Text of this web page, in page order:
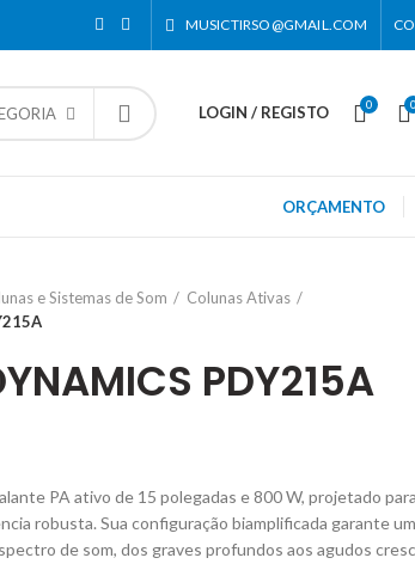
MUSICTIRSO@GMAIL.COM
LOGIN / REGISTO 0 0
ORÇAMENTO
e Sistemas de Som
Colunas Ativas
PDY215A
PA ativo de 15 polegadas e 800 W, projetado
robusta. Sua configuração biamplificada garante
de som, dos graves profundos aos agudos